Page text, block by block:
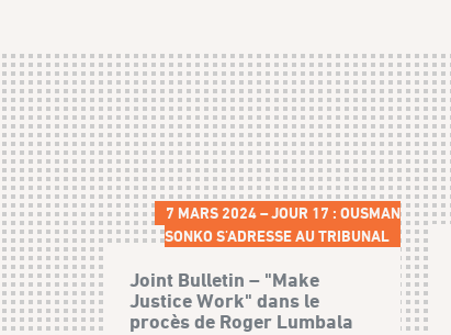
7 MARS 2024 – JOUR 17 : OUSMAN
SONKO S'ADRESSE AU TRIBUNAL
Joint Bulletin – "Make
Justice Work" dans le
procès de Roger Lumbala